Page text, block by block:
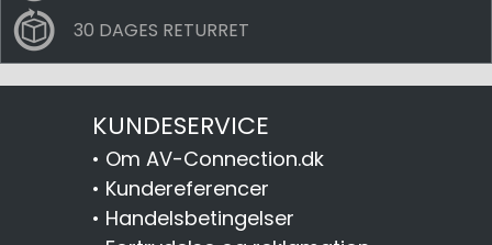
30 DAGES RETURRET
KUNDESERVICE
• Om AV-Connection.dk
• Kundereferencer
• Handelsbetingelser